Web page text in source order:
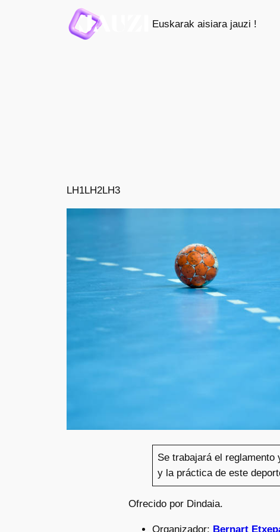
Euskarak aisiara jauzi !
LH1LH2LH3
Se trabajará el
y la práctica de este
Ofrecido por Dindaia.
Organizador: Bernart